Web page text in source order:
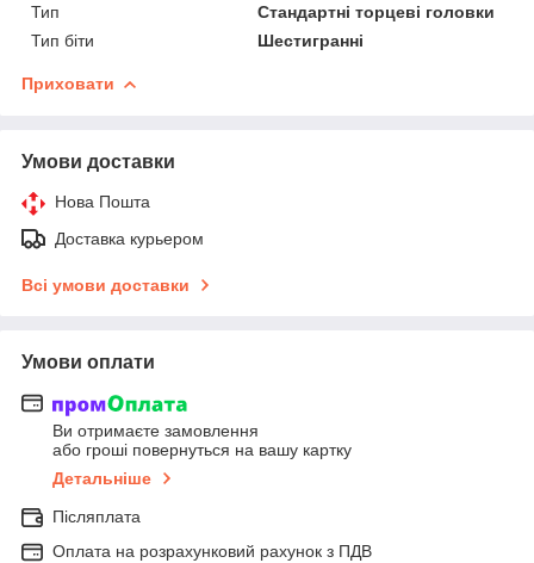
Тип
Стандартні торцеві головки
Тип біти
Шестигранні
Приховати
Умови доставки
Нова Пошта
Доставка курьером
Всі умови доставки
Умови оплати
Ви отримаєте замовлення
або гроші повернуться на вашу картку
Детальніше
Післяплата
Оплата на розрахунковий рахунок з ПДВ